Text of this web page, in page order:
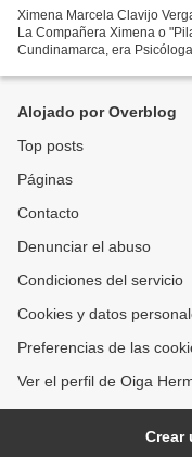
Ximena Marcela Clavijo
La Compañera Ximena o
Cundinamarca, era
Alojado por Overblog
Top posts
Páginas
Contacto
Denunciar el abuso
Condiciones del servicio
Cookies y datos
Preferencias de las
Ver el perfil de Oiga
Crear